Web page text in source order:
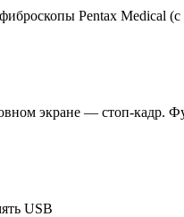
Pentax Medical (с
экране — стоп-кадр.
USB